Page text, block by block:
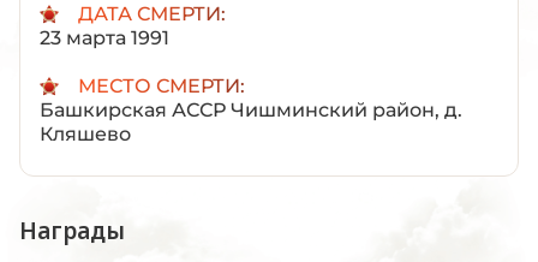
ДАТА СМЕРТИ:
23 марта 1991
МЕСТО СМЕРТИ:
Башкирская АССР Чишминский район, д.
Кляшево
Награды